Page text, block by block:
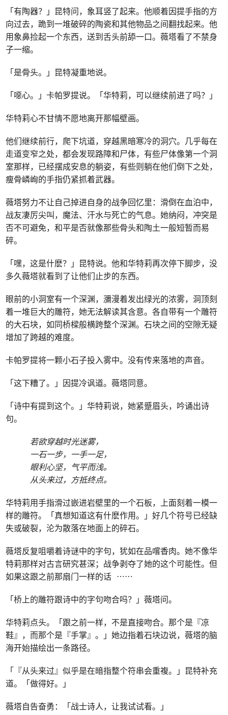
「有陶器？」昆特问，象耳竖了起来。他顺着因提手指的方
向过去，跪到一堆破碎的陶瓷和其他物品之间翻找起来。他
用象鼻捡起一个东西，送到舌头前舔一口。薇塔看了不禁身
子一缩。
「是骨头。」昆特凝重地说。
「噁心。」卡帕罗提说。「华特莉，可以继续前进了吗？」
华特莉心不甘情不愿地离开那幅壁画。
他们继续前行，爬下坑道，穿越黑暗寒冷的洞穴。几乎每在
走道变窄之处，都会发现路障和尸体，有些尸体像第一个洞
室那样，已经摆成安息的躺姿，有些则躺在他们倒下之处，
瘦骨嶙峋的手指仍紧抓着武器。
薇塔努力不让自己掉进自身的战争回忆里：滑倒在血泊中，
战友凄厉尖叫，魔法、汗水与死亡的气息。她纳闷，冲突是
否不可避免，和平是否就像那些骨头和陶土一般短暂而易
碎。
「嘿，这是什麽？」昆特说。他和华特莉再次停下脚步，没
多久薇塔就看到了让他们止步的东西。
眼前的小洞室有一个深渊，瀰漫着发出绿光的浓雾，洞顶刻
着一堆巨大的雕符，她无法解读其含意。各自带有一个雕符
的大石块，如同桥樑般横跨整个深渊。石块之间的空隙无疑
增加了跨越的难度。
卡帕罗提将一颗小石子投入雾中。没有传来落地的声音。
「这下糟了。」因提冷讽道。薇塔同意。
「诗中有提到这个。」华特莉说，她紧蹙眉头，吟诵出诗
句。
若欲穿越时光迷雾，
一石一步，一手一足，
眼利心坚，气平而浅。
从头来过，方抵终点。
华特莉用手指滑过嵌进岩壁里的一个石板，上面刻着一模一
样的雕符。「真想知道这有什麽作用。」好几个符号已经缺
失或破裂，沦为散落在地面上的碎石。
薇塔反复咀嚼着诗谜中的字句，犹如在品嚐香肉。她不像华
特莉那样对古言研究甚深；战争剥夺了她的这个可能性。但
如果这跟之前那扇门一样的话 ⋯⋯
「桥上的雕符跟诗中的字句吻合吗？」薇塔问。
华特莉点头。「跟之前一样，不是直接吻合。那个是『凉
鞋』，而那个是『手掌』。」她边指着石块边说，薇塔的脑
海开始描绘出一条路径。
「『从头来过』似乎是在暗指整个符串会重複。」昆特补充
道。「做得好。」
薇塔自告奋勇：「战士诗人，让我试试看。」